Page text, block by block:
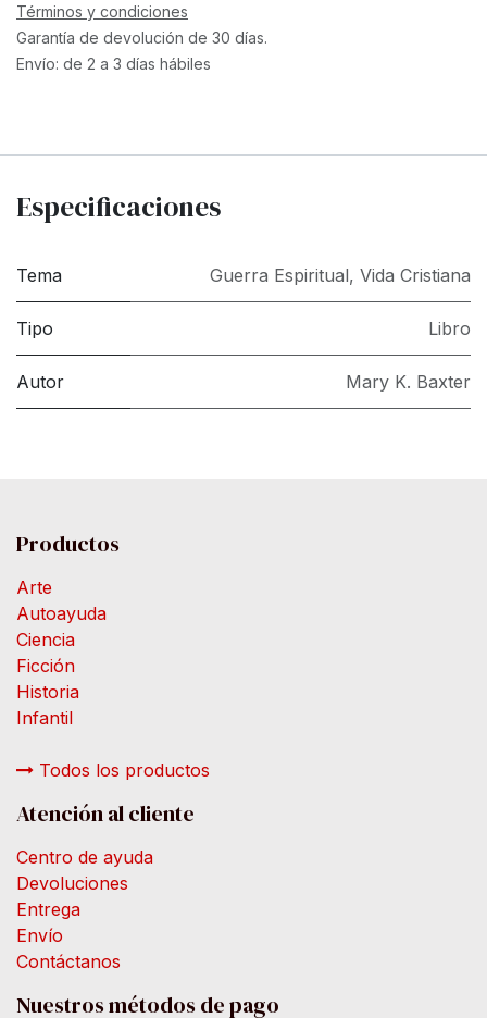
Términos y condiciones
Garantía de devolución de 30 días.
Envío: de 2 a 3 días hábiles
Especificaciones
Tema Guerra Espiritual, Vida Cristiana
Tipo Libro
Autor Mary K. Baxter
Productos
Arte
Autoayuda
Ciencia
Ficción
Historia
Infantil
Todos los productos
Atención al cliente
Centro de ayuda
Devoluciones
Entrega
Envío
Contáctanos
Nuestros métodos de pago